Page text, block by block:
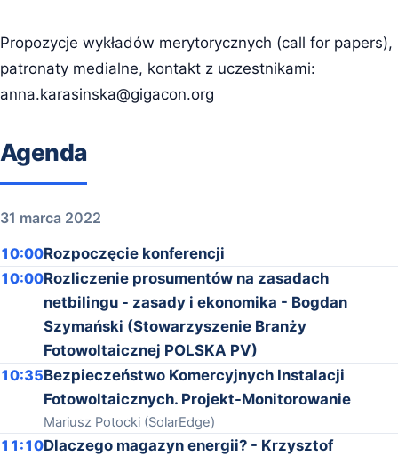
Propozycje wykładów merytorycznych (call for papers),
patronaty medialne, kontakt z uczestnikami:
anna.karasinska@gigacon.org
Agenda
31 marca 2022
10:00Rozpoczęcie konferencji
10:00Rozliczenie prosumentów na zasadach
netbilingu - zasady i ekonomika - Bogdan
Szymański (Stowarzyszenie Branży
Fotowoltaicznej POLSKA PV)
10:35Bezpieczeństwo Komercyjnych Instalacji
Fotowoltaicznych. Projekt-Monitorowanie
Mariusz Potocki (SolarEdge)
11:10Dlaczego magazyn energii? - Krzysztof